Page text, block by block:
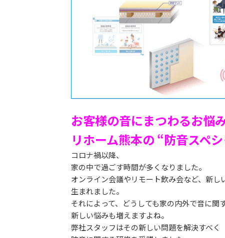
お客様の音にまつわるお悩
リホーム熊本の “防音スペ
コロナ禍以降、
家の中で過ごす時間が多くなりました。
オンライン会議やリモート飲み会など、新し
生まれました。
それによって、どうしても家の内外で音に関
新しい悩みも増えますよね。
弊社スタッフはその新しい問題を解決すべく